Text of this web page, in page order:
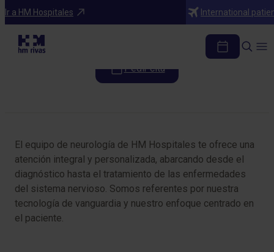
Ir a HM Hospitales International
Especialidades
Neurología
Pedir cita
El equipo de neurología de HM Hospitales te ofrece una
atención integral y personalizada, abarcando desde el
diagnóstico hasta el tratamiento de las enfermedades
del sistema nervioso. Somos referentes por nuestra
tecnología de vanguardia y nuestro enfoque centrado en
el paciente.